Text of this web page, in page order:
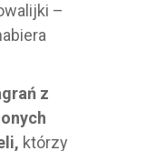
–
z
którzy